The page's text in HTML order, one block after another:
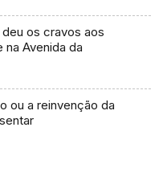
os cravos aos
na Avenida da
ou a reinvenção da